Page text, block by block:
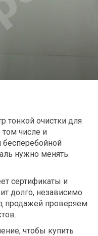
тонкой очистки для
том числе и
бесперебойной
нужно менять
сертификаты и
долго, независимо
продажей проверяем
чтобы купить